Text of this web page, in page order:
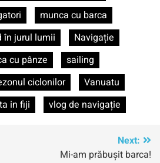
munca cu barca
în jurul lumii
Navigație
cu pânze
sailing
ciclonilor
Vanuatu
in fiji vlog de navigație
Next:
Mi-am prăbușit barca!